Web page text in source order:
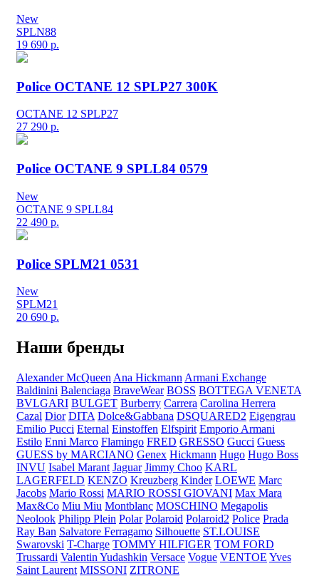
New
SPLN88
19 690 р.
Police OCTANE 12 SPLP27 300K
OCTANE 12 SPLP27
27 290 р.
Police OCTANE 9 SPLL84 0579
New
OCTANE 9 SPLL84
22 490 р.
Police SPLM21 0531
New
SPLM21
20 690 р.
Наши бренды
Alexander McQueen Ana Hickmann Armani Exchange
Baldinini Balenciaga BraveWear BOSS BOTTEGA VENETA
BVLGARI BULGET Burberry Carrera Carolina Herrera
Cazal Dior DITA Dolce&Gabbana DSQUARED2 Eigengrau
Emilio Pucci Eternal Einstoffen Elfspirit Emporio Armani
Estilo Enni Marco Flamingo FRED GRESSO Gucci Guess
GUESS by MARCIANO Genex Hickmann Hugo Hugo Boss
INVU Isabel Marant Jaguar Jimmy Choo KARL
LAGERFELD KENZO Kreuzberg Kinder LOEWE Marc
Jacobs Mario Rossi MARIO ROSSI GIOVANI Max Mara
Max&Co Miu Miu Montblanc MOSCHINO Megapolis
Neolook Philipp Plein Polar Polaroid Polaroid2 Police Prada
Ray Ban Salvatore Ferragamo Silhouette ST.LOUISE
Swarovski T-Charge TOMMY HILFIGER TOM FORD
Trussardi Valentin Yudashkin Versace Vogue VENTOE Yves
Saint Laurent MISSONI ZITRONE